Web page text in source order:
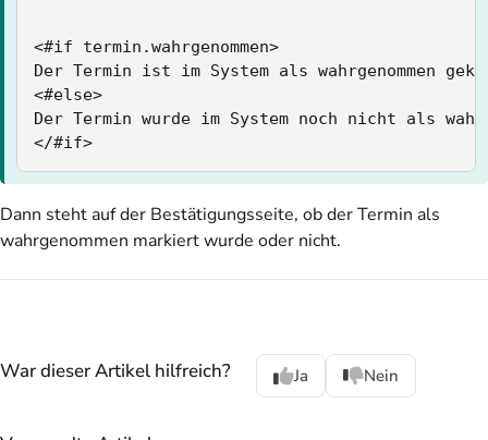
<#if termin.wahrgenommen>
Der Termin ist im System als wahrgenommen
<#else>
Der Termin wurde im System noch nicht als
</#if>
Dann steht auf der Bestätigungsseite, ob der Termin als
wahrgenommen markiert wurde oder nicht.
War dieser Artikel hilfreich? Ja Nein